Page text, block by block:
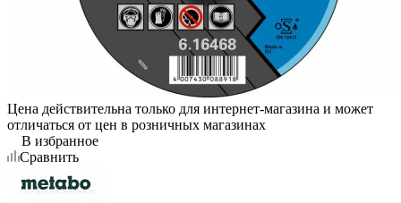
Цена действительна только для интернет-магазина и может
отличаться от цен в розничных магазинах
В избранное
Сравнить